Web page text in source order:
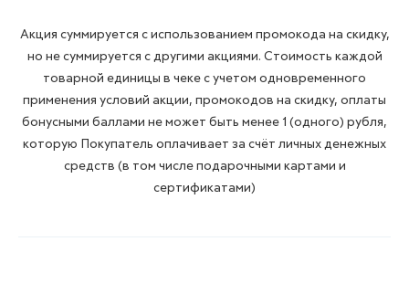
Акция суммируется с использованием промокода на скидку,
но не суммируется с другими акциями. Стоимость каждой
товарной единицы в чеке с учетом одновременного
применения условий акции, промокодов на скидку, оплаты
бонусными баллами не может быть менее 1 (одного) рубля,
которую Покупатель оплачивает за счёт личных денежных
средств (в том числе подарочными картами и
сертификатами)